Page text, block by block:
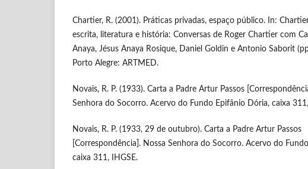
Chartier, R. (2001). Práticas privadas, espaço público. In:
escrita, literatura e história: Conversas de Roger Chartier com
Anaya, Jésus Anaya Rosique, Daniel Goldin e Antonio Saborit
Porto Alegre: ARTMED.
Novais, R. P. (1933). Carta a Padre Artur Passos
Senhora do Socorro. Acervo do Fundo Epifânio Dória, caixa
Novais, R. P. (1933, 29 de outubro). Carta a Padre Artur Passos
[Correspondência]. Nossa Senhora do Socorro. Acervo do
caixa 311, IHGSE.